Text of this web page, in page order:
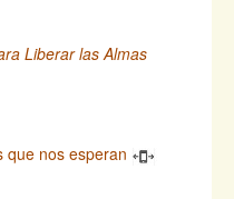
Liberar las Almas
que nos esperan